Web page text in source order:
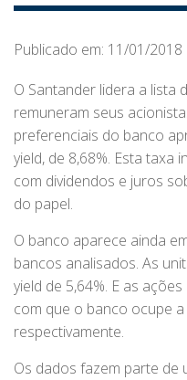
Publicado em: 11/01/2018
O Santander lidera a lista
remuneram seus
preferenciais do banco
yield, de 8,68%. Esta taxa
com dividendos e juros
do papel.
O banco aparece ainda
bancos analisados. As
yield de 5,64%. E as
com que o banco ocupe a
respectivamente.
Os dados fazem parte de